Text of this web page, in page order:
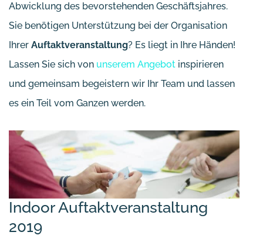
Abwicklung des bevorstehenden Geschäftsjahres.
Sie benötigen Unterstützung bei der Organisation
Ihrer Auftaktveranstaltung? Es liegt in Ihre Händen!
Lassen Sie sich von unserem Angebot inspirieren
und gemeinsam begeistern wir Ihr Team und lassen
es ein Teil vom Ganzen werden.
Indoor Auftaktveranstaltung
2019